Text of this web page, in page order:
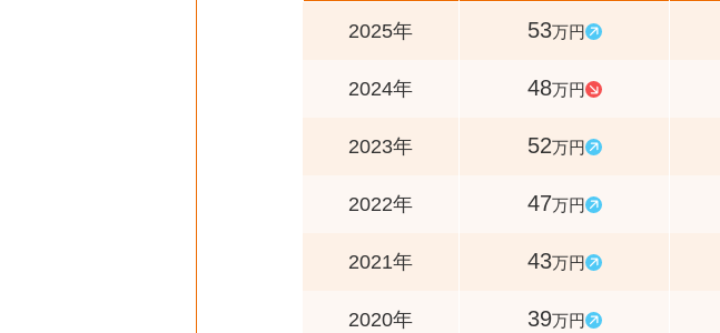
2025年 53万円
2024年 48万円
2023年 52万円
2022年 47万円
2021年 43万円
2020年 39万円